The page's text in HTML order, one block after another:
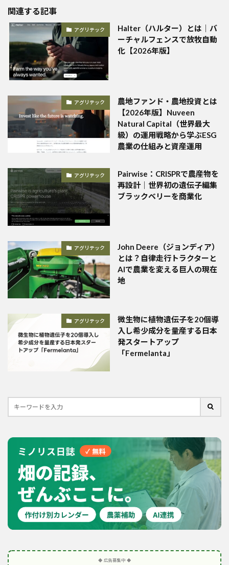
関連する記事
アグリテック
Halter（ハルター）とは｜バ
ーチャルフェンスで放牧自動
化【2026年版】
アグリテック
農地ファンド・農地投資とは
【2026年版】Nuveen
Natural Capital（世界最大
級）の運用戦略から学ぶESG
農業の仕組みと資産運用
アグリテック
Pairwise：CRISPRで農産物を
再設計｜世界初の遺伝子編集
ブラックベリーを商業化
アグリテック
John Deere（ジョンディア）
とは？自律走行トラクターと
AIで農業を変える巨人の現在
地
アグリテック
微生物に植物遺伝子を20個導
入し希少成分を量産する日本
発スタートアップ
「Fermelanta」
◆ 広告募集中 ◆